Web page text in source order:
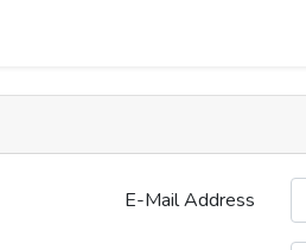
E-Mail Address